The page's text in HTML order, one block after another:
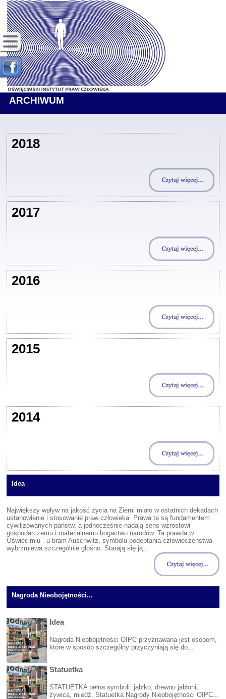
ARCHIWUM
2018
2017
2016
2015
2014
Idea
Największy wpływ na jakość życia na Ziemi miało w ostatnich dekadach
ustanowienie i stosowanie praw człowieka. Prawa te są fundamentem
cywilizowanych państw, a jednocześnie nadają sens wzrostowi
gospodarczemu i materialnemu bogactwu narodów. Ta prawda w
Oświęcimiu - u bram Auschwitz, symbolu podeptania człowieczeństwa -
wybrzmiewa szczególnie głośno. Starają się ją...
Nagroda Nieobojętności...
Idea
Nagroda Nieobojętności OIPC przyznawana jest osobom,
które w sposób szczególny przyczyniają się do...
Statuetka
STATUETKA pełna symboli: jabłko, drewno jabłoni,
żywica, miedź. Statuetka Nagrody Nieobojętności OIPC...